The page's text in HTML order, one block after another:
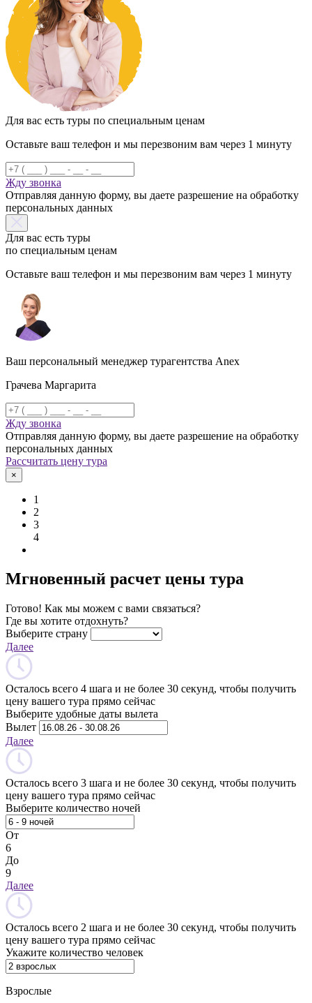
Для вас есть туры по специальным ценам
Оставьте ваш телефон и мы перезвоним вам через 1 минуту
Жду звонка
Отправляя данную форму, вы даете разрешение на обработку
персональных данных
Для вас есть туры
по специальным ценам
Оставьте ваш телефон и мы перезвоним вам через 1 минуту
Ваш персональный менеджер турагентства Anex
Грачева Маргарита
Жду звонка
Отправляя данную форму, вы даете разрешение на обработку
персональных данных
Рассчитать цену тура
×
1
2
3
4
Мгновенный расчет цены тура
Готово! Как мы можем с вами связаться?
Где вы хотите отдохнуть?
Выберите страну
Далее
Осталось всего 4 шага и не более 30 секунд, чтобы получить
цену вашего тура прямо сейчас
Выберите удобные даты вылета
Вылет
Далее
Осталось всего 3 шага и не более 30 секунд, чтобы получить
цену вашего тура прямо сейчас
Выберите количество ночей
От
6
До
9
Далее
Осталось всего 2 шага и не более 30 секунд, чтобы получить
цену вашего тура прямо сейчас
Укажите количество человек
Взрослые